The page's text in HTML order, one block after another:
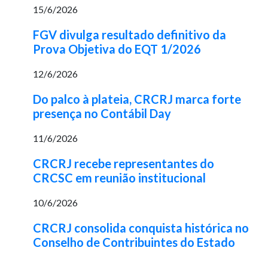
15/6/2026
FGV divulga resultado definitivo da
Prova Objetiva do EQT 1/2026
12/6/2026
Do palco à plateia, CRCRJ marca forte
presença no Contábil Day
11/6/2026
CRCRJ recebe representantes do
CRCSC em reunião institucional
10/6/2026
CRCRJ consolida conquista histórica no
Conselho de Contribuintes do Estado